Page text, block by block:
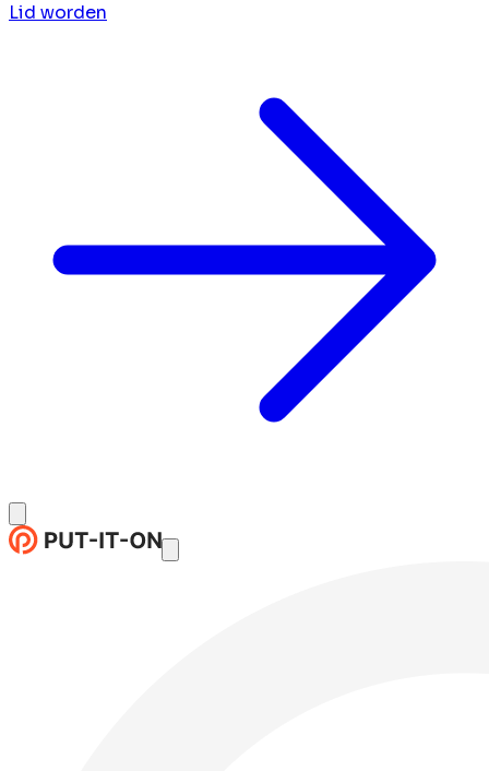
Lid worden